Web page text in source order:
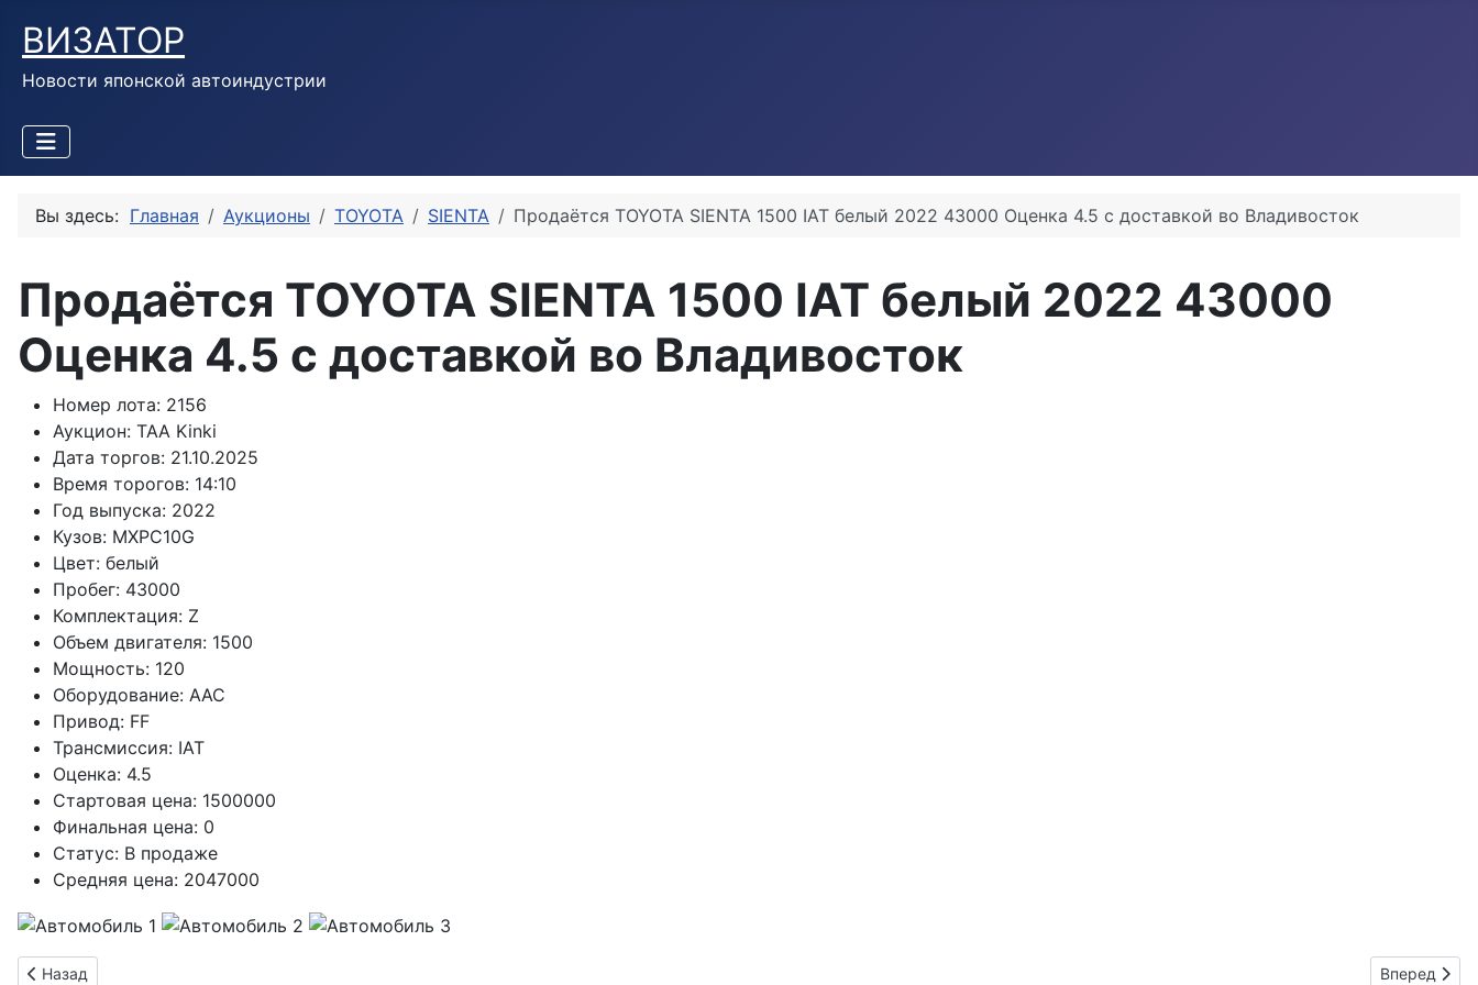
ВИЗАТОР
Новости японской автоиндустрии
Вы здесь: Главная Аукционы TOYOTA SIENTA Продаётся TOYOTA SIENTA 1500 IAT белый 2022 43000 Оценка 4.5 с доставкой во Владивосток
Продаётся TOYOTA SIENTA 1500 IAT белый 2022 43000
Оценка 4.5 с доставкой во Владивосток
Номер лота: 2156
Аукцион: TAA Kinki
Дата торгов: 21.10.2025
Время торогов: 14:10
Год выпуска: 2022
Кузов: MXPC10G
Цвет: белый
Пробег: 43000
Комплектация: Z
Объем двигателя: 1500
Мощность: 120
Оборудование: AAC
Привод: FF
Трансмиссия: IAT
Оценка: 4.5
Стартовая цена: 1500000
Финальная цена: 0
Статус: В продаже
Средняя цена: 2047000
Предыдущий: Продаётся TOYOTA SIENTA 1500 IAT белый 2022 76000 Оценка 4.5 с доставкой во Владивосток
Назад Следующий:
Вперед